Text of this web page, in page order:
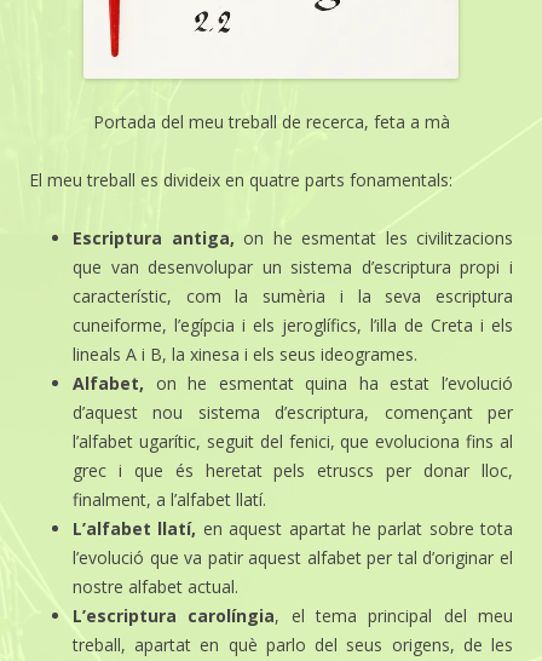
Portada del meu treball de recerca, feta a mà
El meu treball es divideix en quatre parts fonamentals:
Escriptura antiga, on he esmentat les civilitzacions
que van desenvolupar un sistema d’escriptura propi i
característic, com la sumèria i la seva escriptura
cuneiforme, l’egípcia i els jeroglífics, l’illa de Creta i els
lineals A i B, la xinesa i els seus ideogrames.
Alfabet, on he esmentat quina ha estat l’evolució
d’aquest nou sistema d’escriptura, començant per
l’alfabet ugarític, seguit del fenici, que evoluciona fins al
grec i que és heretat pels etruscs per donar lloc,
finalment, a l’alfabet llatí.
L’alfabet llatí, en aquest apartat he parlat sobre tota
l’evolució que va patir aquest alfabet per tal d’originar el
nostre alfabet actual.
L’escriptura carolíngia, el tema principal del meu
treball, apartat en què parlo del seus origens, de les